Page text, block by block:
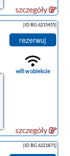
szczegóły
[ID BG.6215455]
rezerwuj
wifi w obiekcie
szczegóły
[ID BG.6221871]